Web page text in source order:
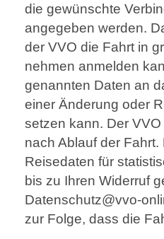
die gewünschte
angegeben werden.
der VVO die Fahrt in
nehmen anmelden
genannten Daten an
einer Änderung oder
setzen kann. Der
nach Ablauf der
Reisedaten für
bis zu Ihren Widerruf
Datenschutz@vvo-
zur Folge, dass die